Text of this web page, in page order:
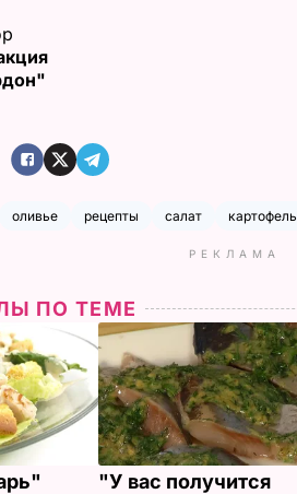
оливье рецепты салат картофель
РЕКЛАМА
ПО ТЕМЕ
"У вас получится